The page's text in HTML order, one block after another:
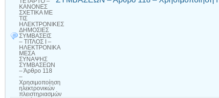
ΚΑΝΟΝΕΣ
ΣΧΕΤΙΚΑ ΜΕ
ΤΙΣ
ΗΛΕΚΤΡΟΝΙΚΕΣ
ΔΗΜΟΣΙΕΣ
ΣΥΜΒΑΣΕΙΣ
– ΤΙΤΛΟΣ Ι –
ΗΛΕΚΤΡΟΝΙΚΑ
ΜΕΣΑ
ΣΥΝΑΨΗΣ
ΣΥΜΒΑΣΕΩΝ
– Άρθρο 118
–
Χρησιμοποίηση
ηλεκτρονικών
πλειστηριασμών